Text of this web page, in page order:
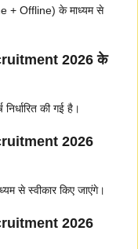
+ Offline) के माध्यम से
2026 के
की गई है।
2026
से स्वीकार किए जाएंगे।
2026